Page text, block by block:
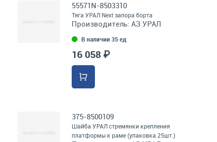
55571N-8503310
Тяга УРАЛ Next запора борта
Производитель: АЗ УРАЛ
В наличии 35 ед
16 058 ₽
375-8500109
Шайба УРАЛ стремянки крепления
платформы к раме (упаковка 25шт.)